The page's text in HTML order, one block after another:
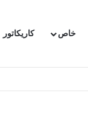
خاص كاريكاتور